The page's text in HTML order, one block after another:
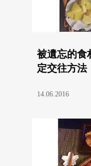
被遺忘的食
定交往方法
14.06.2016